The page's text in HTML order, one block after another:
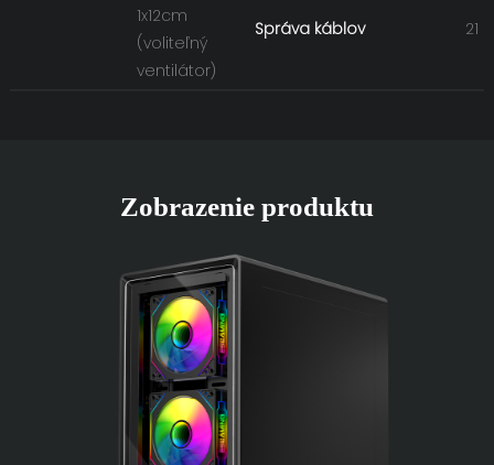
1x12cm
(voliteľný
ventilátor)
Správa káblov 21
Zobrazenie produktu